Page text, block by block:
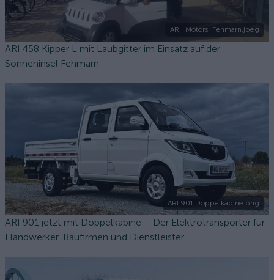
ARI_Motors_Fehmarn.jpeg
ARI 458 Kipper L mit Laubgitter im Einsatz auf der
Sonneninsel Fehmarn
ARI 901 Doppelkabine.png
ARI 901 jetzt mit Doppelkabine – Der Elektrotransporter für
Handwerker, Baufirmen und Dienstleister